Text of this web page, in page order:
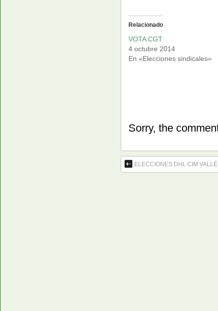
Relacionado
VOTA CGT
4 octubre 2014
En «Elecciones sindicales»
Sorry, the
ELECCIONES DHL CIM